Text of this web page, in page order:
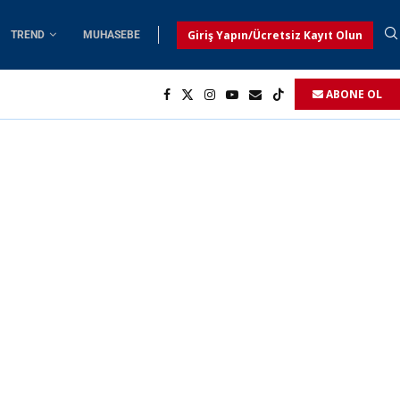
TREND MUHASEBE Giriş Yapın/Ücretsiz Kayıt Olun
ABONE OL